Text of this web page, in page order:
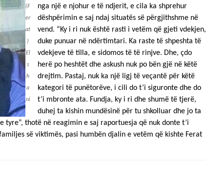
(F
er
at
)
El
s
h
a
ni
nga një e njohur e të ndjerit, e cila ka shprehur
dëshpërimin e saj ndaj situatës së përgjithshme në
vend. “Ky i ri nuk është rasti i vetëm që gjeti vdekjen,
duke punuar në ndërtimtari. Ka raste të shpeshta të
vdekjeve të tilla, e sidomos të të rinjve. Dhe, çdo
herë po heshtët dhe askush nuk po bën gjë në këtë
drejtim. Pastaj, nuk ka një ligj të veçantë për këtë
kategori të punëtorëve, i cili do t’i siguronte dhe do
t’i mbronte ata. Fundja, ky i ri dhe shumë të tjerë,
duhej ta kishin mundësinë për tu shkolluar dhe jo ta
thotë në reagimin e saj raportuesja që nuk donte t’i
së viktimës, pasi humbën djalin e vetëm që kishte Ferat